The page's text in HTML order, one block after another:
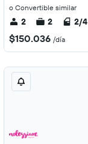
o Convertible similar
2 2 2/4
$150.036 /día